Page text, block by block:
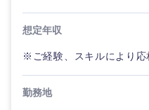
想定年収
※ご経験、スキルにより応
勤務地